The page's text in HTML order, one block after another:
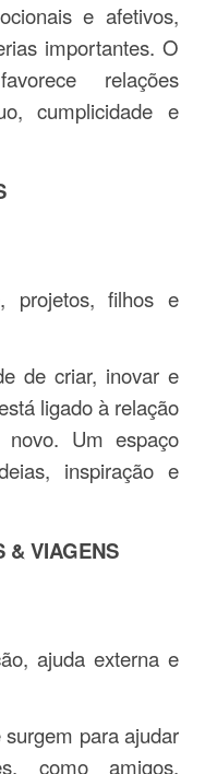
e afetivos,
importantes. O
relações
cumplicidade e
projetos, filhos e
de criar, inovar e
ligado à relação
Um espaço
inspiração e
& VIAGENS
ajuda externa e
para ajudar
como amigos,